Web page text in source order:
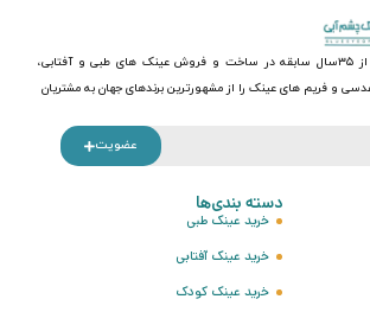
عینک چشم آبی با بیش از ۳۵سال سابقه در ساخت و فروش عینک های طبی و آفتابی،
و فریم های عینک را از مشهورترین برندهای جهان به مشتریان
عضویت
دسته بندی‌ها
خرید عینک طبی
خرید عینک آفتابی
خرید عینک کودک